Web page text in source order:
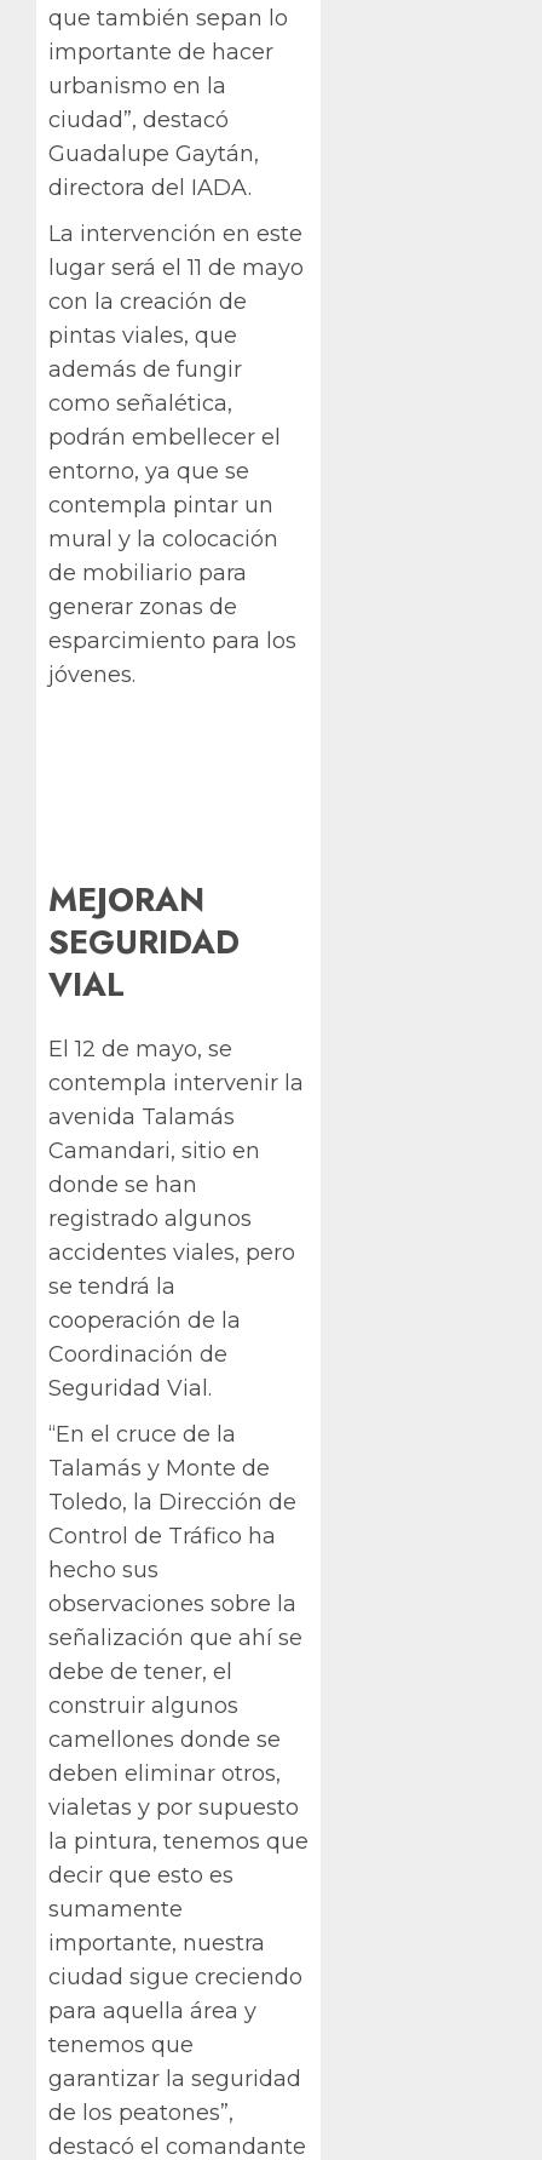
que también sepan lo
importante de hacer
urbanismo en la
ciudad”, destacó
Guadalupe Gaytán,
directora del IADA.
La intervención en este
lugar será el 11 de mayo
con la creación de
pintas viales, que
además de fungir
como señalética,
podrán embellecer el
entorno, ya que se
contempla pintar un
mural y la colocación
de mobiliario para
generar zonas de
esparcimiento para los
jóvenes.
MEJORAN
SEGURIDAD
VIAL
El 12 de mayo, se
contempla intervenir la
avenida Talamás
Camandari, sitio en
donde se han
registrado algunos
accidentes viales, pero
se tendrá la
cooperación de la
Coordinación de
Seguridad Vial.
“En el cruce de la
Talamás y Monte de
Toledo, la Dirección de
Control de Tráfico ha
hecho sus
observaciones sobre la
señalización que ahí se
debe de tener, el
construir algunos
camellones donde se
deben eliminar otros,
vialetas y por supuesto
la pintura, tenemos que
decir que esto es
sumamente
importante, nuestra
ciudad sigue creciendo
para aquella área y
tenemos que
garantizar la seguridad
de los peatones”,
destacó el comandante